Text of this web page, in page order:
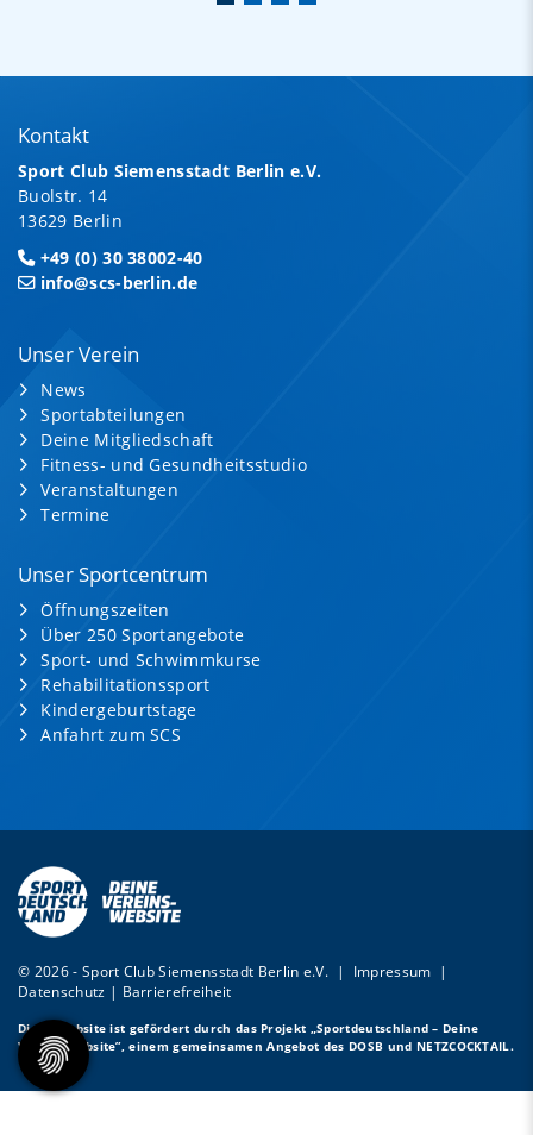
Kontakt
Sport Club Siemensstadt Berlin e.V.
Buolstr. 14
13629 Berlin
+49 (0) 30 38002-40
info@scs-berlin.de
Unser Verein
News
Sportabteilungen
Deine Mitgliedschaft
Fitness- und Gesundheitsstudio
Veranstaltungen
Termine
Unser Sportcentrum
Öffnungszeiten
Über 250 Sportangebote
Sport- und Schwimmkurse
Rehabilitationssport
Kindergeburtstage
Anfahrt zum SCS
© 2026 - Sport Club Siemensstadt Berlin e.V. | Impressum |
Datenschutz | Barrierefreiheit
Diese Website ist gefördert durch das Projekt „Sportdeutschland – Deine
Vereinswebsite”, einem gemeinsamen Angebot des DOSB und NETZCOCKTAIL.